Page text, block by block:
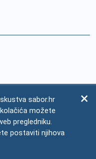
sabor.hr
možete
pregledniku.
postaviti njihova